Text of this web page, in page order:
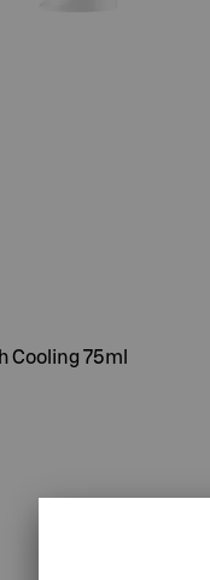
Cooling 75ml